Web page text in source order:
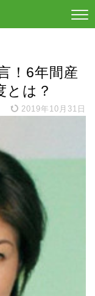
！6年間産
とは？
2019年10月31日